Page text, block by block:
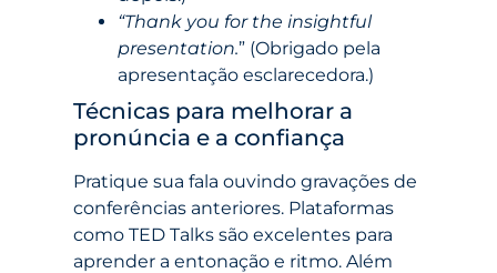
“Thank you for the insightful
presentation.” (Obrigado pela
apresentação esclarecedora.)
Técnicas para melhorar a
pronúncia e a confiança
Pratique sua fala ouvindo gravações de
conferências anteriores. Plataformas
como TED Talks são excelentes para
aprender a entonação e ritmo. Além